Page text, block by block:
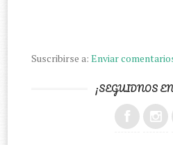
Suscribirse a:Enviar
¡SEGUIDNOS